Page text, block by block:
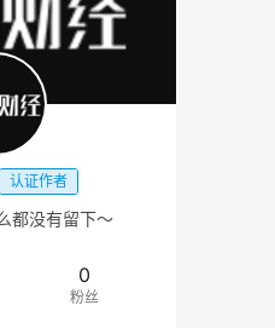
认证作者
都没有留下～
0
粉丝